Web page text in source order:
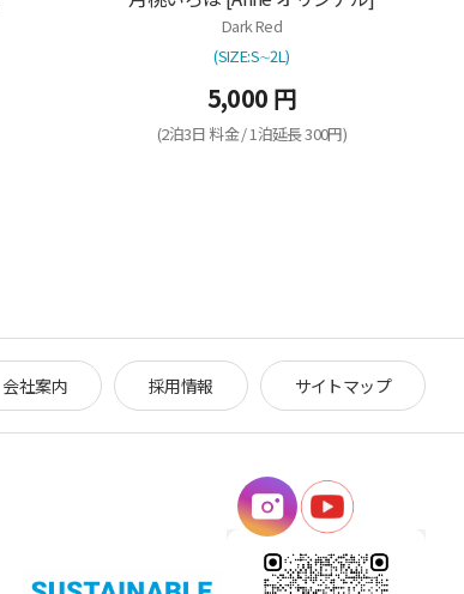
Dark Red
(SIZE:S∼2Ⅼ)
5,000 円
(2泊3日 料金 / 1泊延長 300円)
会社案内 採用情報 サイトマップ